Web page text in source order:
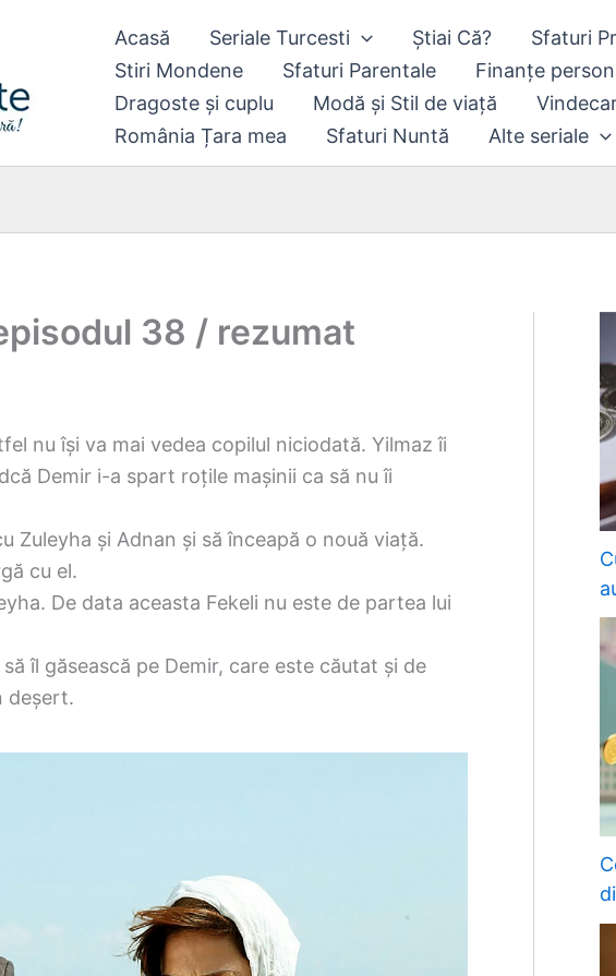
Acasă Seriale Turcesti Știai Că? Sfaturi
Stiri Mondene
Sfaturi Parentale Finanțe
Dragoste și cuplu
Modă și Stil de viață
România Țara mea
Sfaturi Nuntă Alte seriale
38 / rezumat
nu își va mai vedea copilul niciodată. Yilmaz îi
Demir i-a spart roțile mașinii ca să nu îi
Zuleyha și Adnan și să înceapă o nouă viață.
cu el.
De data aceasta Fekeli nu este de partea lui
îl găsească pe Demir, care este căutat și de
deșert.